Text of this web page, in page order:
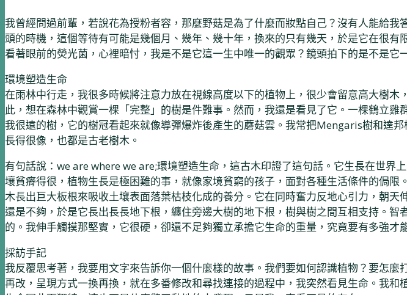
我曾經問過前輩，若說花為授粉者容，那麼野菇是為了什麼而妝點自己？沒有人能給
頭的時機，這個等待有可能是幾個月、幾年、幾十年，換來的只有幾天，於是它在很
看著眼前的熒光菌，心裡暗忖，我是不是它這一生中唯一的觀眾？鏡頭拍下的是不是它
環境塑造生命
在雨林中行走，我很多時候將注意力放在視線高度以下的植物上，很少會留意高大樹
此，想在森林中觀賞一棵「完整」的樹是件難事。然而，我還是看見了它。一棵鶴立
我很遠的樹，它的樹冠看起來就像導彈爆炸後產生的蘑菇雲。我常把Mengaris樹和達
長得很像，也都是古老樹木。
有句話說：we are where we are;環境塑造生命，這古木印證了這句話。它生長在世
壤貧瘠得很，植物生長是極困難的事，就像家境貧窮的孩子，面對各種生活條件的侷
木長出巨大板根來吸收土壤表面落葉枯枝化成的養分。它在同時奮力反地心引力，朝
還是不夠，於是它長出長長地下根，纏住旁邊大樹的地下根，樹與樹之間互相支持。
的。我伸手觸摸那堅實，它很硬，卻還不足夠獨立承擔它生命的重量，究竟要有多強才
採訪手記
我反覆思考著，我要用文字來告訴你一個什麼樣的故事。我們要如何認識植物？要怎
再改，呈現方式一換再換，就在多番修改和尋找連接的過程中，我突然看見生命。我